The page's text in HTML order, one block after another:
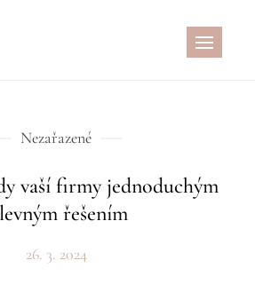
Nezařazené
vaší firmy jednoduchým
řešením
26. 3. 2024